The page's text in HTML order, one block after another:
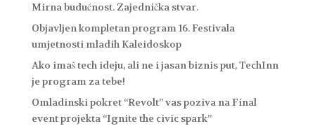
Mirna budućnost. Zajednička stvar.
Objavljen kompletan program 16. Festivala
umjetnosti mladih Kaleidoskop
Ako imaš tech ideju, ali ne i jasan biznis put, TechInn
je program za tebe!
Omladinski pokret “Revolt” vas poziva na Final
event projekta “Ignite the civic spark”